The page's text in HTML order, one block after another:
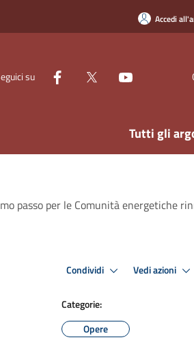
Accedi
su
Tutti gli
passo per le Comunità energetiche
Condividi Vedi azioni
Categorie:
Opere